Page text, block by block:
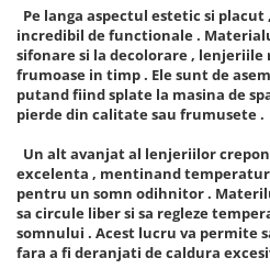
Pe langa aspectul estetic si
incredibil de functionale .
sifonare si la decolorare , lenjeriile
frumoase in timp . Ele sunt de
putand fiind splate la masina de
pierde din calitate sau frumusete .
Un alt avanjat al lenjeriilor
excelenta , mentinand
pentru un somn odihnitor .
sa circule liber si sa regleze
somnului . Acest lucru va permite
fara a fi deranjati de caldura